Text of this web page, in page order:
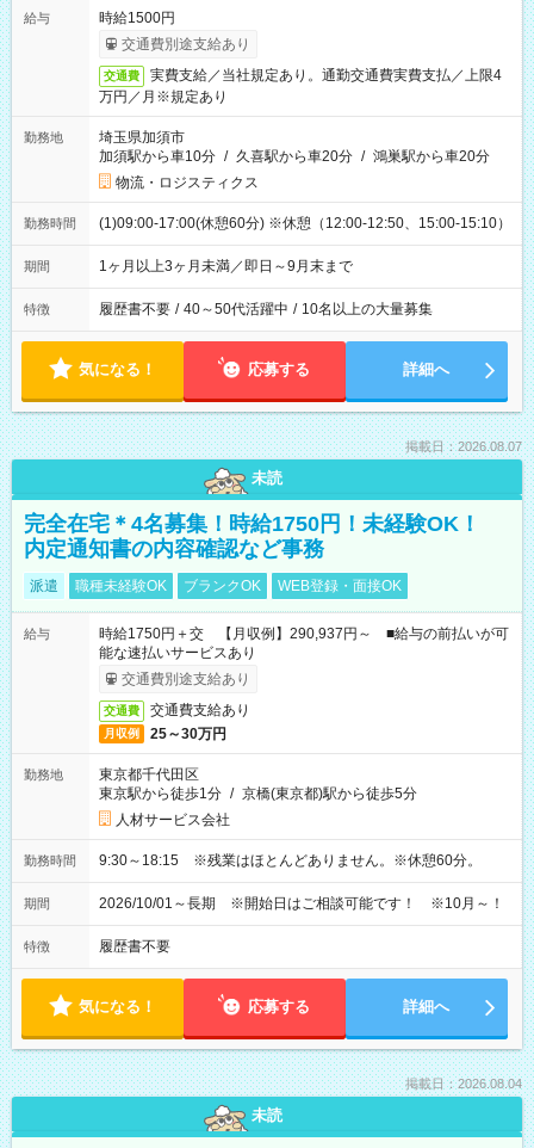
給与
時給1500円
交通費別途支給あり
交通費
実費支給／当社規定あり。通勤交通費実費支払／上限4
万円／月※規定あり
勤務地
埼玉県加須市
加須駅から車10分 / 久喜駅から車20分 / 鴻巣駅から車20分
物流・ロジスティクス
勤務時間 (1)09:00-17:00(休憩60分) ※休憩（12:00-12:50、15:00-15:10）
期間 1ヶ月以上3ヶ月未満／即日～9月末まで
特徴 履歴書不要 / 40～50代活躍中 / 10名以上の大量募集
気になる！ 応募する 詳細へ
掲載日：2026.08.07
未読
完全在宅＊4名募集！時給1750円！未経験OK！
内定通知書の内容確認など事務
派遣 職種未経験OK ブランクOK WEB登録・面接OK
給与
時給1750円＋交 【月収例】290,937円～ ■給与の前払いが可
能な速払いサービスあり
交通費別途支給あり
交通費 交通費支給あり
月収例 25～30万円
勤務地
東京都千代田区
東京駅から徒歩1分 / 京橋(東京都)駅から徒歩5分
人材サービス会社
勤務時間 9:30～18:15 ※残業はほとんどありません。※休憩60分。
期間 2026/10/01～長期 ※開始日はご相談可能です！ ※10月～！
特徴 履歴書不要
気になる！ 応募する 詳細へ
掲載日：2026.08.04
未読